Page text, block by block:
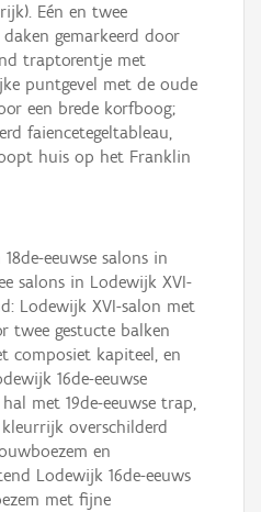
Eén en twee
gemarkeerd door
traptorentje met
puntgevel met de oude
een brede korfboog;
faiencetegeltableau,
huis op het Franklin
eeuwse salons in
salons in Lodewijk XVI-
Lodewijk XVI-salon met
twee gestucte balken
composiet kapiteel, en
16de-eeuwse
met 19de-eeuwse trap,
overschilderd
en
Lodewijk 16de-eeuws
met fijne